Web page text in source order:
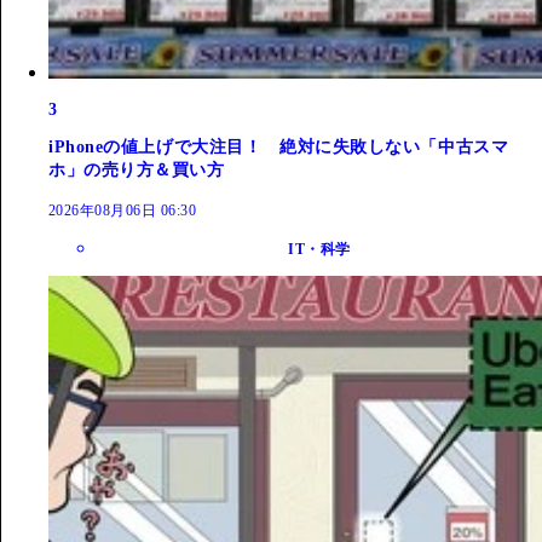
3
iPhoneの値上げで大注目！ 絶対に失敗しない「中古スマ
ホ」の売り方＆買い方
2026年08月06日 06:30
IT・科学